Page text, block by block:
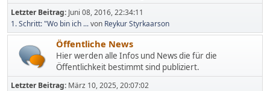
Letzter Beitrag: Juni 08, 2016, 22:34:11
1. Schritt: "Wo bin ich ...von Reykur Styrkaarson
Öffentliche News
Hier werden alle Infos und News die für die
Öffentlichkeit bestimmt sind publiziert.
Letzter Beitrag: März 10, 2025, 20:07:02